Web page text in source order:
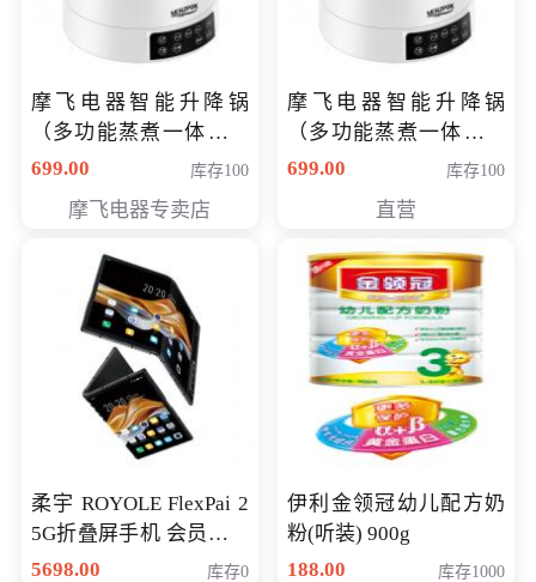
摩飞电器智能升降锅
（多功能蒸煮一体锅）
（智能升降养生锅） 会
699.00 库存100
摩飞电器专卖店
摩飞电器智能升降锅
（多功能蒸煮一体锅）
（智能升降养生锅） 会
699.00 库存100
直营
柔宇 ROYOLE FlexPai 2
5G折叠屏手机 会员专享
购买价格 4998元
5698.00 库存0
伊利金领冠幼儿配方奶
粉(听装) 900g
188.00
库存1000